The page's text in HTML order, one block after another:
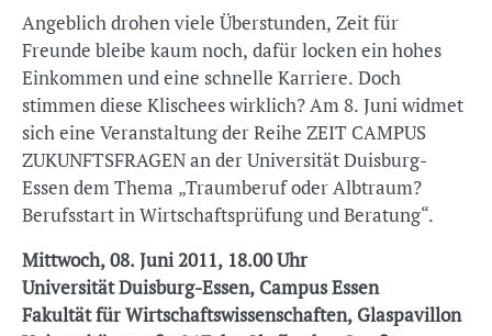
Angeblich drohen viele Überstunden, Zeit für
Freunde bleibe kaum noch, dafür locken ein hohes
Einkommen und eine schnelle Karriere. Doch
stimmen diese Klischees wirklich? Am 8. Juni widmet
sich eine Veranstaltung der Reihe ZEIT CAMPUS
ZUKUNFTSFRAGEN an der Universität Duisburg-
Essen dem Thema „Traumberuf oder Albtraum?
Berufsstart in Wirtschaftsprüfung und Beratung“.
Mittwoch, 08. Juni 2011, 18.00 Uhr
Universität Duisburg-Essen, Campus Essen
Fakultät für Wirtschaftswissenschaften, Glaspavillon